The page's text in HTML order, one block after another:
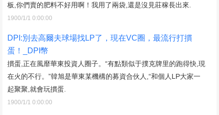
板,你們賣的肥料不好用啊！我用了兩袋,還是沒見莊稼長出來.
1900/1/1 0:00:00
DPI:別去高爾夫球場找LP了，現在VC圈，最流行打摜
蛋！_DPI幣
摜蛋,正在風靡華東投資人圈子。“有點類似于撲克牌里的跑得快,現
在火的不行。”韓旭是華東某機構的募資合伙人,“和個人LP大家一
起聚聚,就會玩摜蛋.
1900/1/1 0:00:00